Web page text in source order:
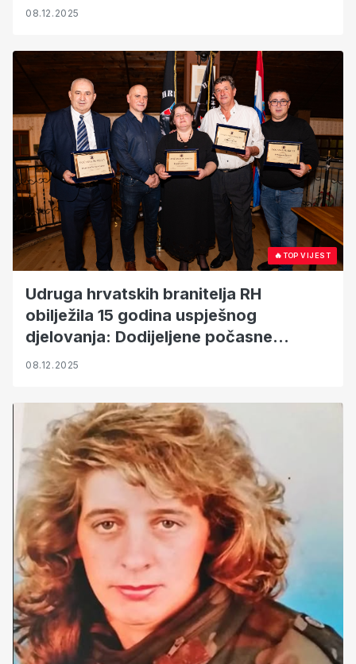
08.12.2025
🔥TOP VIJEST
Udruga hrvatskih branitelja RH
obilježila 15 godina uspješnog
djelovanja: Dodijeljene počasne
plakete zaslužnim članovima i
08.12.2025